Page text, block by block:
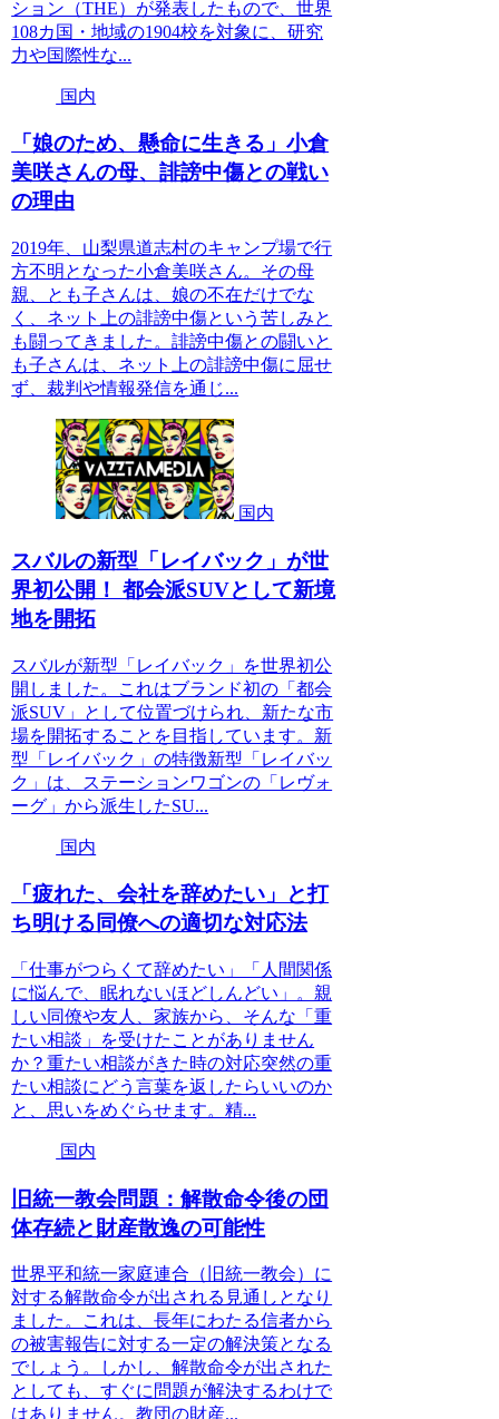
ション（THE）が発表したもので、世界
108カ国・地域の1904校を対象に、研究
力や国際性な...
国内
「娘のため、懸命に生きる」小倉
美咲さんの母、誹謗中傷との戦い
の理由
2019年、山梨県道志村のキャンプ場で行
方不明となった小倉美咲さん。その母
親、とも子さんは、娘の不在だけでな
く、ネット上の誹謗中傷という苦しみと
も闘ってきました。誹謗中傷との闘いと
も子さんは、ネット上の誹謗中傷に屈せ
ず、裁判や情報発信を通じ...
国内
スバルの新型「レイバック」が世
界初公開！ 都会派SUVとして新境
地を開拓
スバルが新型「レイバック」を世界初公
開しました。これはブランド初の「都会
派SUV」として位置づけられ、新たな市
場を開拓することを目指しています。新
型「レイバック」の特徴新型「レイバッ
ク」は、ステーションワゴンの「レヴォ
ーグ」から派生したSU...
国内
「疲れた、会社を辞めたい」と打
ち明ける同僚への適切な対応法
「仕事がつらくて辞めたい」「人間関係
に悩んで、眠れないほどしんどい」。親
しい同僚や友人、家族から、そんな「重
たい相談」を受けたことがありません
か？重たい相談がきた時の対応突然の重
たい相談にどう言葉を返したらいいのか
と、思いをめぐらせます。精...
国内
旧統一教会問題：解散命令後の団
体存続と財産散逸の可能性
世界平和統一家庭連合（旧統一教会）に
対する解散命令が出される見通しとなり
ました。これは、長年にわたる信者から
の被害報告に対する一定の解決策となる
でしょう。しかし、解散命令が出された
としても、すぐに問題が解決するわけで
はありません。教団の財産...